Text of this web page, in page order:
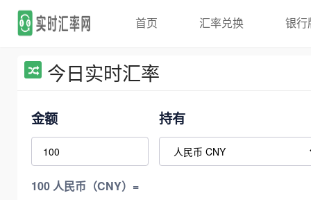
首页 汇率兑换 银行
今日实时汇率
金额 持有
100 人民币（CNY）=